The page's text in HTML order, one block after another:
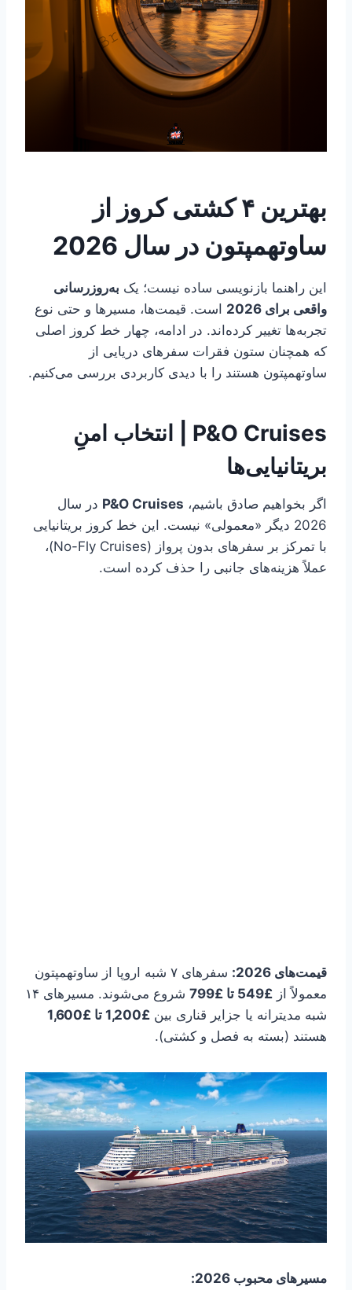
بهترین ۴ کشتی کروز از
ساوتهمپتون در سال 2026
این راهنما بازنویسی ساده نیست؛ یک به‌روزرسانی
واقعی برای 2026
است. قیمت‌ها، مسیرها و حتی نوع
تجربه‌ها تغییر کرده‌اند. در ادامه، چهار خط کروز اصلی
که همچنان ستون فقرات سفرهای دریایی از
ساوتهمپتون هستند را با دیدی کاربردی بررسی می‌کنیم.
P&O Cruises | انتخاب امنِ
بریتانیایی‌ها
اگر بخواهیم صادق باشیم، P&O Cruises در سال
2026 دیگر «معمولی» نیست. این خط کروز بریتانیایی
با تمرکز بر سفرهای بدون پرواز (No-Fly Cruises)،
عملاً هزینه‌های جانبی را حذف کرده است.
قیمت‌های 2026:
سفرهای ۷ شبه اروپا از ساوتهمپتون
معمولاً از £549 تا £799
شروع می‌شوند. مسیرهای ۱۴
شبه مدیترانه یا جزایر قناری بین £1,200 تا £1,600
هستند (بسته به فصل و کشتی).
مسیرهای محبوب 2026: